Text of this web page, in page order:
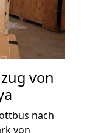
von
nach
von